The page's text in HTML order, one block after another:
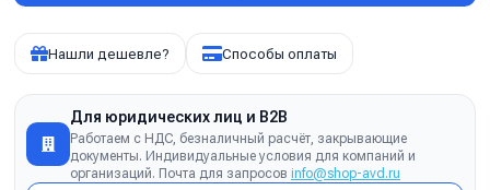
Нашли дешевле? Способы оплаты
Для юридических лиц и B2B
Работаем с НДС, безналичный расчёт, закрывающие
документы. Индивидуальные условия для компаний и
организаций. Почта для запросов info@shop-avd.ru